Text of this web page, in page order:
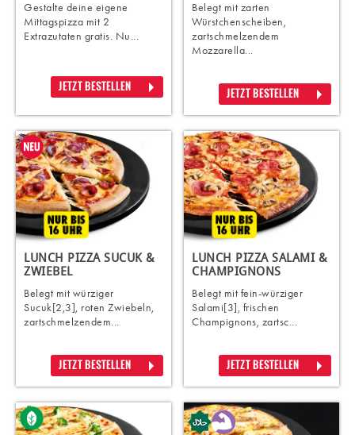
Gestalte deine eigene
Mittagspizza mit 2
Extrazutaten gratis. Nu...
JETZT BESTELLEN
Belegt mit zarten
Würstchenscheiben,
zartschmelzendem
Mozzarella...
JETZT BESTELLEN
LUNCH PIZZA SUCUK &
ZWIEBEL
Belegt mit würziger
Sucuk[2,3], roten Zwiebeln,
zartschmelzendem...
JETZT BESTELLEN
LUNCH PIZZA SALAMI &
CHAMPIGNONS
Belegt mit fein-würziger
Salami[3], frischen
Champignons, zartsc...
JETZT BESTELLEN